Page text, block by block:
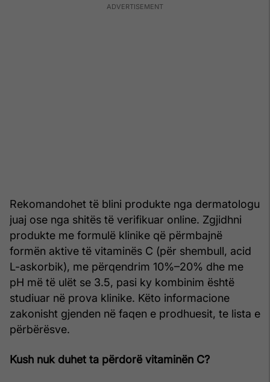
Rekomandohet të blini produkte nga dermatologu
juaj ose nga shitës të verifikuar online. Zgjidhni
produkte me formulë klinike që përmbajnë
formën aktive të vitaminës C (për shembull, acid
L-askorbik), me përqendrim 10%–20% dhe me
pH më të ulët se 3.5, pasi ky kombinim është
studiuar në prova klinike. Këto informacione
zakonisht gjenden në faqen e prodhuesit, te lista e
përbërësve.
Kush nuk duhet ta përdorë vitaminën C?